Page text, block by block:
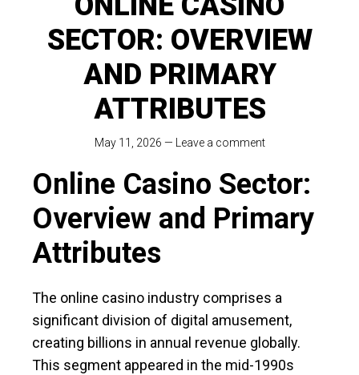
SECTOR: OVERVIEW
AND PRIMARY
ATTRIBUTES
May 11, 2026 — Leave a comment
Online Casino Sector:
Overview and Primary
Attributes
The online casino industry comprises a
significant division of digital amusement,
creating billions in annual revenue globally.
This segment appeared in the mid-1990s